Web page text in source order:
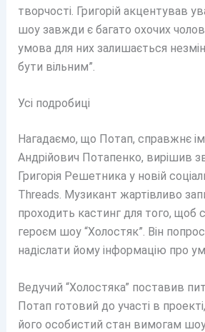
творчості. Григорій акцентував
шоу завжди є багато охочих
умова для них залишається
бути вільним”.
Усі подробиці
Нагадаємо, що Потап, справжнє
Андрійович Потапенко, вирішив
Григорія Решетника у новій
Threads. Музикант жартівливо
проходить кастинг для того, щоб
героєм шоу “Холостяк”. Він
надіслати йому інформацію про
Ведучий “Холостяка” поставив
Потап готовий до участі в проекті,
його особистий стан вимогам шоу.